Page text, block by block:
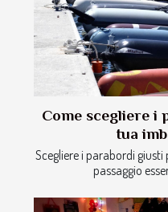
Come scegliere i
tua
Scegliere i parabordi
passaggio